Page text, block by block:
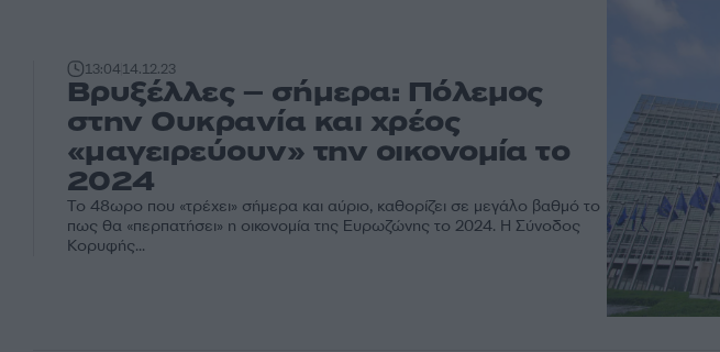
13:0414.12.23
Βρυξέλλες – σήμερα: Πόλεμος
στην Ουκρανία και χρέος
«μαγειρεύουν» την οικονομία το
2024
Το 48ωρο που «τρέχει» σήμερα και αύριο, καθορίζει σε μεγάλο βαθμό το
πως θα «περπατήσει» η οικονομία της Ευρωζώνης το 2024. Η Σύνοδος
Κορυφής...